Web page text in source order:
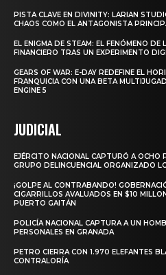
PISTA CLAVE EN DIVINITY: LARIAN
CHAOS COMO EL ANTAGONISTA
EL ENIGMA DE STEAM: EL FENÓMENO DE
FINANCIERO TRAS UN EXPERIMENTO
GEARS OF WAR: E-DAY REDEFINE EL
FRANQUICIA CON UNA BETA
ENGINE 5
JUDICIAL
EJÉRCITO NACIONAL CAPTURÓ A OCHO
GRUPO DELINCUENCIAL ORGANIZADO
¡GOLPE AL CONTRABANDO!
CIGARRILLOS AVALUADOS EN $10
PUERTO GAITÁN
POLICÍA NACIONAL CAPTURA A UN
PERSONALES EN GRANADA
PETRO CIERRA CON 1.970 ELEFANTES
CONTRALORÍA